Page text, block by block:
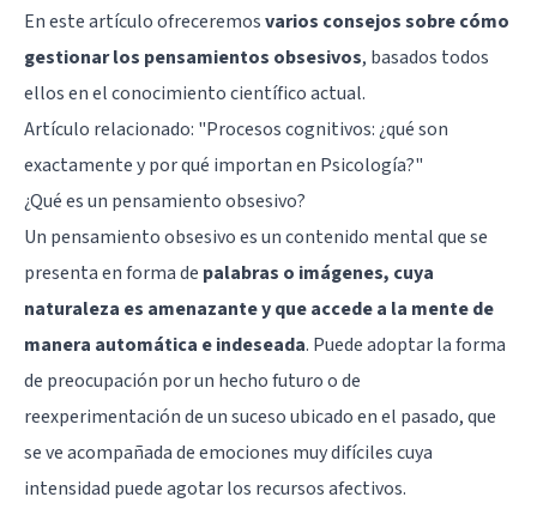
En este artículo ofreceremosvarios consejos sobre cómo
gestionar los pensamientos obsesivos, basados todos
ellos en el conocimiento científico actual.
Artículo relacionado: "Procesos cognitivos: ¿qué son
exactamente y por qué importan en Psicología?"
¿Qué es un pensamiento obsesivo?
Un pensamiento obsesivo es un contenido mental que se
presenta en forma de palabras o imágenes, cuya
naturaleza es amenazante y que accede a la mente de
manera automática e indeseada. Puede adoptar la forma
de preocupación por un hecho futuro o de
reexperimentación de un suceso ubicado en el pasado, que
se ve acompañada de emociones muy difíciles cuya
intensidad puede agotar los recursos afectivos.